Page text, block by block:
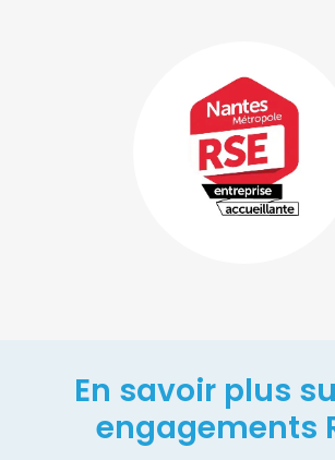
En savoir plus
engagements